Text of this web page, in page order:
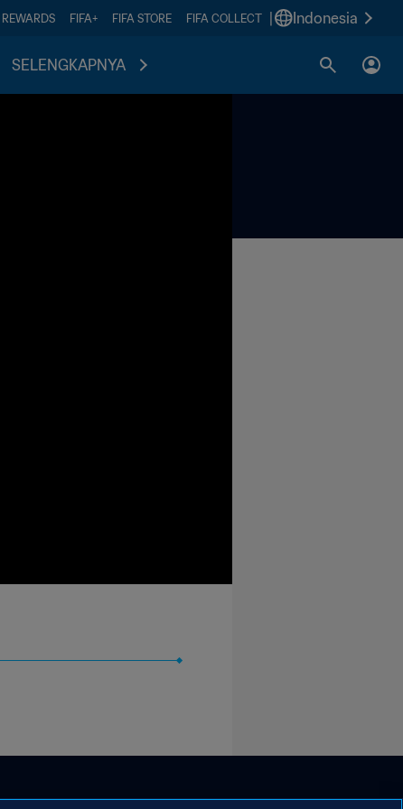
REWARDS FIFA+ FIFA STORE FIFA COLLECT Indonesia
SELENGKAPNYA